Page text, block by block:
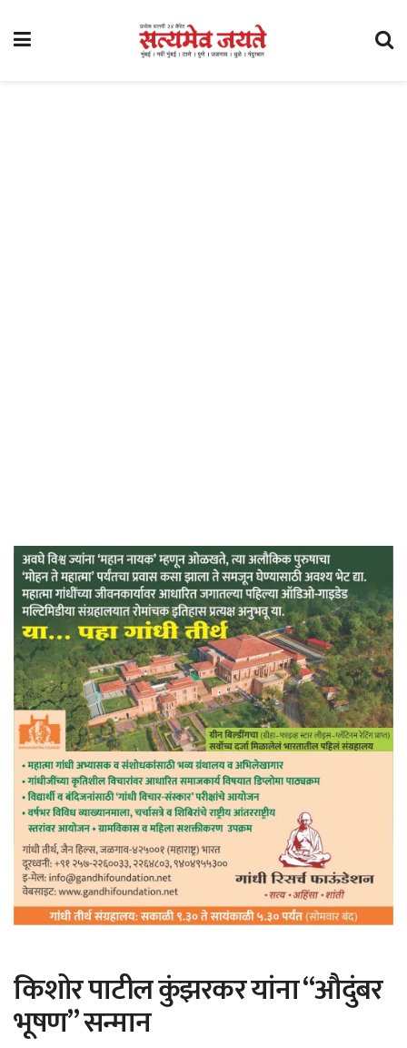
किशोर पाटील कुंझरकर यांना “औदुंबर
भूषण” सन्मान